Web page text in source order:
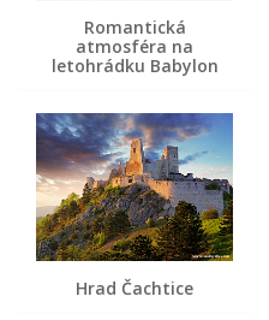
Romantická
atmosféra na
letohrádku Babylon
Hrad Čachtice